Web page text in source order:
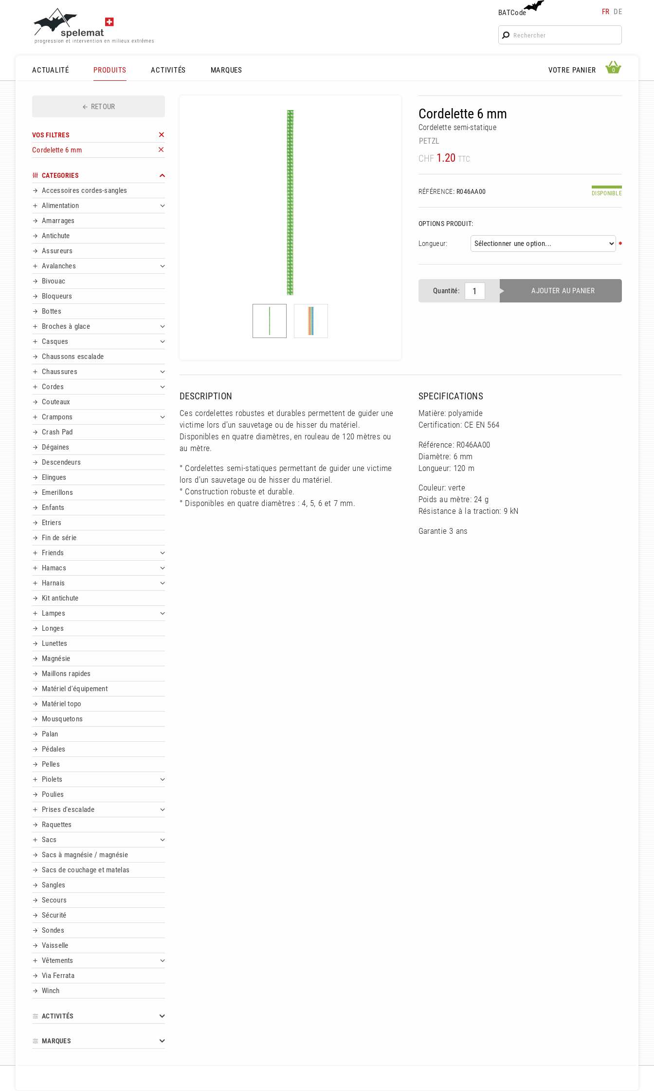
BATCode FR DE
BATCode
Rentrez votre BATCode et validez
ACTUALITÉ
PRODUITS ACTIVITÉS MARQUES VOTRE PANIER 0 0
RETOUR
VOS FILTRES
Cordelette 6 mm
CATEGORIES
Accessoires cordes-sangles
Alimentation
Amarrages
Antichute
Assureurs
Avalanches
Bivouac
Bloqueurs
Bottes
Broches à glace
Casques
Chaussons escalade
Chaussures
Cordes
Couteaux
Crampons
Crash Pad
Dégaines
Descendeurs
Elingues
Emerillons
Enfants
Etriers
Fin de série
Friends
Hamacs
Harnais
Kit antichute
Lampes
Longes
Lunettes
Magnésie
Maillons rapides
Matériel d'équipement
Matériel topo
Mousquetons
Palan
Pédales
Pelles
Piolets
Poulies
Prises d'escalade
Raquettes
Sacs
Sacs à magnésie / magnésie
Sacs de couchage et matelas
Sangles
Secours
Sécurité
Sondes
Vaisselle
Vêtements
Via Ferrata
Winch
ACTIVITÉS
MARQUES
Cordelette 6 mm
Cordelette semi-statique
PETZL
CHF 1.20 TTC
RÉFÉRENCE: R046AA00 DISPONIBLE
OPTIONS PRODUIT:
Longueur:
Quantité: AJOUTER AU PANIER
DESCRIPTION
Ces cordelettes robustes et durables permettent de guider une
victime lors d’un sauvetage ou de hisser du matériel.
Disponibles en quatre diamètres, en rouleau de 120 mètres ou
au mètre.
° Cordelettes semi-statiques permettant de guider une victime
lors d'un sauvetage ou de hisser du matériel.
° Construction robuste et durable.
° Disponibles en quatre diamètres : 4, 5, 6 et 7 mm.
SPECIFICATIONS
Matière: polyamide
Certification: CE EN 564
Référence: R046AA00
Diamètre: 6 mm
Longueur: 120 m
Couleur: verte
Poids au mètre: 24 g
Résistance à la traction: 9 kN
Garantie 3 ans